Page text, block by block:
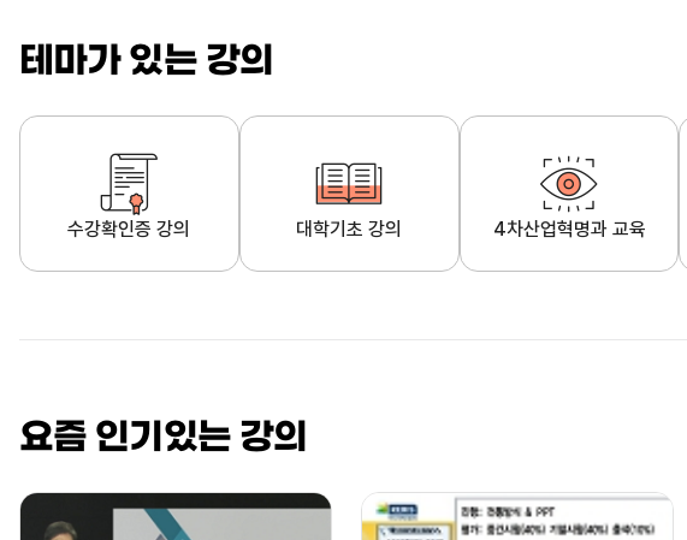
테마가 있는 강의
수강확인증 강의 대학기초 강의 4차산업혁명과 교육
요즘 인기있는 강의